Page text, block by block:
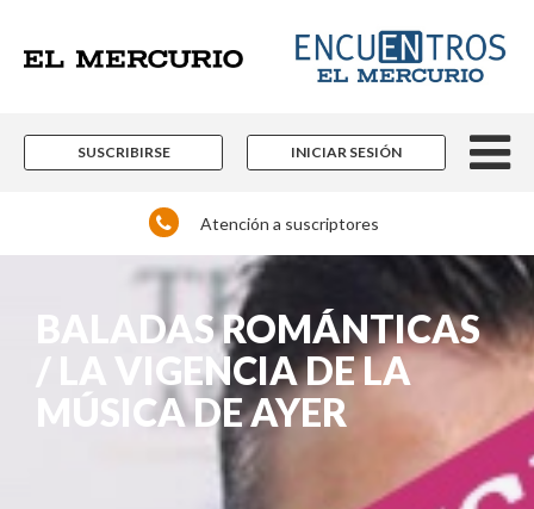
SUSCRIBIRSE INICIAR SESIÓN
Atención a suscriptores
BALADAS ROMÁNTICAS
/ LA VIGENCIA DE LA
MÚSICA DE AYER